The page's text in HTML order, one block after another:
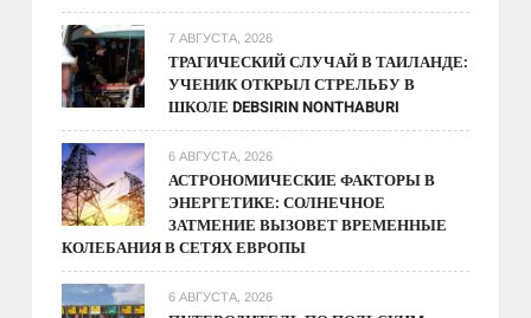
7 АВГУСТА, 2026
ТРАГИЧЕСКИЙ СЛУЧАЙ В ТАИЛАНДЕ:
УЧЕНИК ОТКРЫЛ СТРЕЛЬБУ В
ШКОЛЕ DEBSIRIN NONTHABURI
6 АВГУСТА, 2026
АСТРОНОМИЧЕСКИЕ ФАКТОРЫ В
ЭНЕРГЕТИКЕ: СОЛНЕЧНОЕ
ЗАТМЕНИЕ ВЫЗОВЕТ ВРЕМЕННЫЕ
КОЛЕБАНИЯ В СЕТЯХ ЕВРОПЫ
6 АВГУСТА, 2026